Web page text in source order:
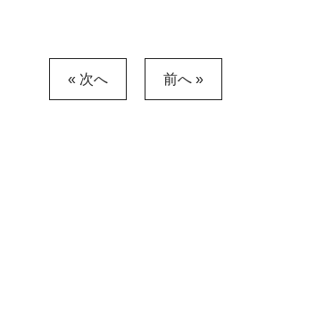
« 次へ 前へ »